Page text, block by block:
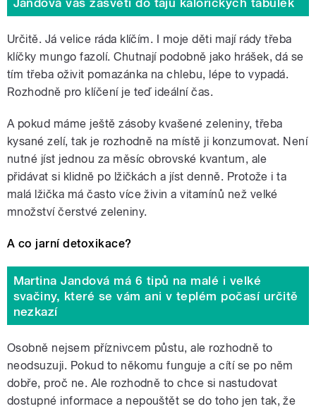
Určitě. Já velice ráda klíčím. I moje děti mají rády třeba
klíčky mungo fazolí. Chutnají podobně jako hrášek, dá se
tím třeba oživit pomazánka na chlebu, lépe to vypadá.
Rozhodně pro klíčení je teď ideální čas.
A pokud máme ještě zásoby kvašené zeleniny, třeba
kysané zelí, tak je rozhodně na místě ji konzumovat. Není
nutné jíst jednou za měsíc obrovské kvantum, ale
přidávat si klidně po lžičkách a jíst denně. Protože i ta
malá lžička má často více živin a vitamínů než velké
množství čerstvé zeleniny.
A co jarní detoxikace?
Martina Jandová má 6 tipů na malé i velké
svačiny, které se vám ani v teplém počasí určitě
nezkazí
Osobně nejsem příznivcem půstu, ale rozhodně to
neodsuzuji. Pokud to někomu funguje a cítí se po něm
dobře, proč ne. Ale rozhodně to chce si nastudovat
dostupné informace a nepouštět se do toho jen tak, že